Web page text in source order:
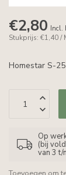
€2,80 Incl.
Stukprijs: €1,40 /
Homestar S-
Op
(bij
van 3 t/
Toevoegen om